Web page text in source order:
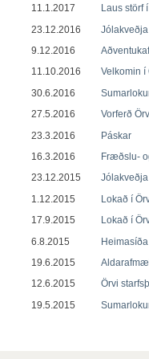
11.1.2017
Laus störf
23.12.2016
Jólakveðja
9.12.2016
11.10.2016
Velkomin í
30.6.2016
27.5.2016
Vorferð
23.3.2016
Páskar
16.3.2016
Fræðslu-
23.12.2015
Jólakveðja
1.12.2015
Lokað í
17.9.2015
Lokað í
6.8.2015
19.6.2015
12.6.2015
Örvi
19.5.2015